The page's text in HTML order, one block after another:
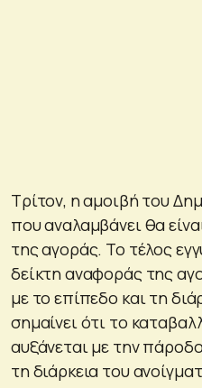
Τρίτον, η αμοιβή του
που αναλαμβάνει θα
της αγοράς. Το τέλος
δείκτη αναφοράς της
με το επίπεδο και τη
σημαίνει ότι το
αυξάνεται με την
τη διάρκεια του